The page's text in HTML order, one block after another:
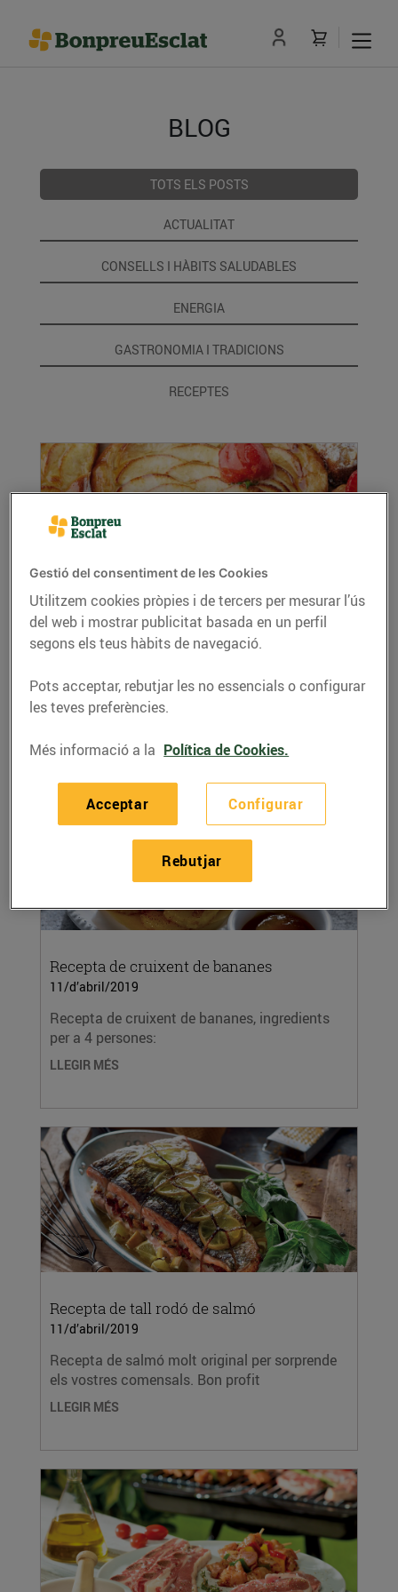
BLOG
TOTS ELS POSTS
ACTUALITAT
CONSELLS I HÀBITS SALUDABLES
ENERGIA
GASTRONOMIA I TRADICIONS
RECEPTES
Gastronomia de Sant Jordi
18/d’abril/2019
Sant Jordi és un dia molt especial per als
catalans i les catalanes, ja que, a més dels
llibres i...
LLEGIR MÉS
Recepta de cruixent de bananes
11/d’abril/2019
Recepta de cruixent de bananes, ingredients
per a 4 persones:
LLEGIR MÉS
Recepta de tall rodó de salmó
11/d’abril/2019
Recepta de salmó molt original per sorprende
els vostres comensals. Bon profit
LLEGIR MÉS
Gestió del consentiment de les Cookies
Utilitzem cookies pròpies i de tercers per mesurar l’ús
del web i mostrar publicitat basada en un perfil
segons els teus hàbits de navegació.
Pots acceptar, rebutjar les no essencials o configurar
les teves preferències.
Més informació a la Política de Cookies.
Configurar
Rebutjar
Acceptar